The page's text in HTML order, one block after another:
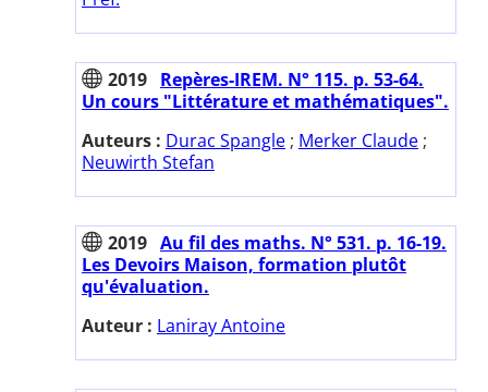
2019 Repères-IREM. N° 115. p. 53-64.
Un cours "Littérature et mathématiques".
Auteurs : Durac Spangle ; Merker Claude ;
Neuwirth Stefan
2019 Au fil des maths. N° 531. p. 16-19.
Les Devoirs Maison, formation plutôt
qu'évaluation.
Auteur : Laniray Antoine